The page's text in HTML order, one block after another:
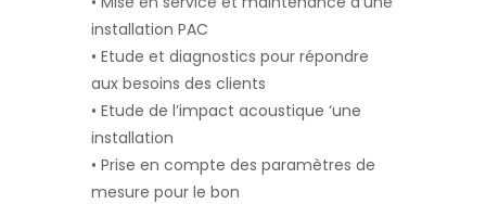
installation PAC
• Etude et diagnostics pour répondre
aux besoins des clients
• Etude de l’impact acoustique ‘une
installation
• Prise en compte des paramètres de
mesure pour le bon